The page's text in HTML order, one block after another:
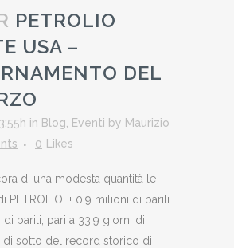
PETROLIO
USA –
DEL
in Blog Eventi by Maurizio
0 Likes
di una modesta quantità le
PETROLIO: + 0,9 milioni di barili
di barili, pari a 33,9 giorni di
di sotto del record storico di